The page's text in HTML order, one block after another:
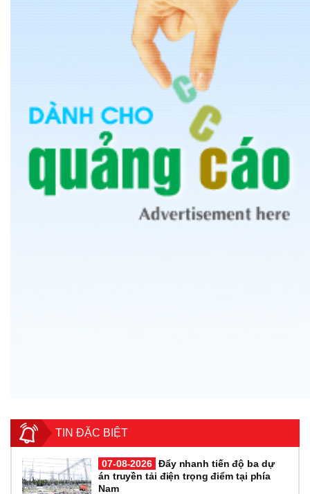
TIN ĐẶC BIỆT
07-08-2026 Đẩy nhanh tiến độ ba dự
án truyền tải điện trọng điểm tại phía
Nam